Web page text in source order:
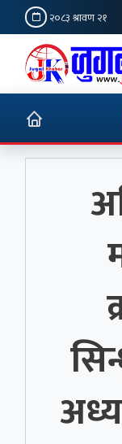
२०८३ श्रावण २१